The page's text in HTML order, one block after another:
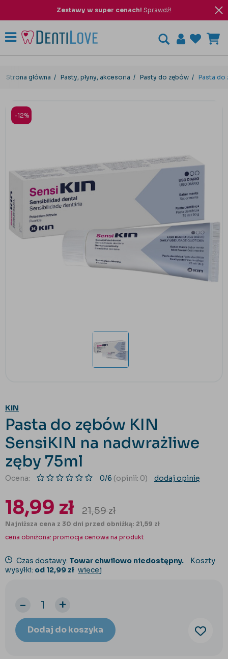
Zestawy w super cenach! Sprawdź!
Strona główna Pasty, płyny, akcesoria Pasty do zębów Pasta do
-12%
KIN
Pasta do zębów KIN
SensiKIN na nadwrażliwe
zęby 75ml
Ocena: 0/6 (opinii: 0) dodaj opinię
18,99 zł 21,59zł
Najniższa cena z 30 dni przed obniżką: 21,59 zł
cena obniżona: promocja cenowa na produkt
Czas dostawy: Towar chwilowo niedostępny.
Koszty
wysyłki: od 12,99 zł więcej
- +
Dodaj do koszyka